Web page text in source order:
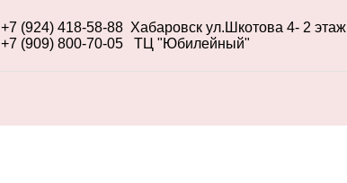
+7 (924) 418-58-88 Хабаровск ул.Шкотова 4- 2 этаж
+7 (909) 800-70-05 ТЦ "Юбилейный"